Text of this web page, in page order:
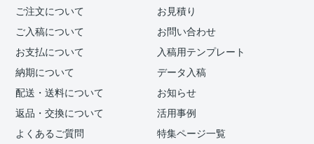
ご注文について
ご入稿について
お支払について
納期について
配送・送料について
返品・交換について
よくあるご質問
お見積り
お問い合わせ
入稿用テンプレート
データ入稿
お知らせ
活用事例
特集ページ一覧